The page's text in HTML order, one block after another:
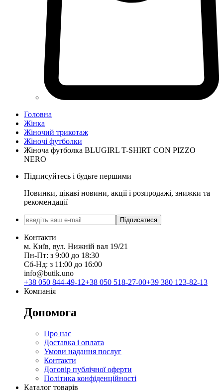
Головна
Жінка
Жіночий трикотаж
Жіночі футболки
Жіноча футболка BLUGIRL T-SHIRT CON PIZZO
NERO
Підписуйтесь і будьте першими
Новинки, цікаві новини, акції і розпродажі, знижки та
рекомендації
Підписатися
Контакти
м. Київ, вул. Нижній вал 19/21
Пн-Пт: з 9:00 до 18:30
Сб-Нд: з 11:00 до 16:00
info@butik.uno
+38 050 844-49-12+38 050 518-27-00+39 380 123-82-13
Компанія
Допомога
Про нас
Доставка і оплата
Умови надання послуг
Контакти
Договір публічної оферти
Політика конфіденційності
Каталог товарів